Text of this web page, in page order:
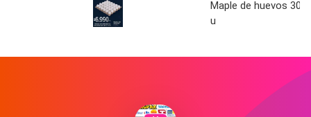
Maple de huevos 30
u